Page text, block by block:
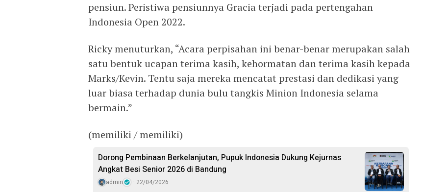
pensiun. Peristiwa pensiunnya Gracia terjadi pada pertengahan
Indonesia Open 2022.
Ricky menuturkan, “Acara perpisahan ini benar-benar merupakan salah
satu bentuk ucapan terima kasih, kehormatan dan terima kasih kepada
Marks/Kevin. Tentu saja mereka mencatat prestasi dan dedikasi yang
luar biasa terhadap dunia bulu tangkis Minion Indonesia selama
bermain.”
(memiliki / memiliki)
Dorong Pembinaan Berkelanjutan, Pupuk Indonesia Dukung Kejurnas
Angkat Besi Senior 2026 di Bandung
admin 22/04/2026